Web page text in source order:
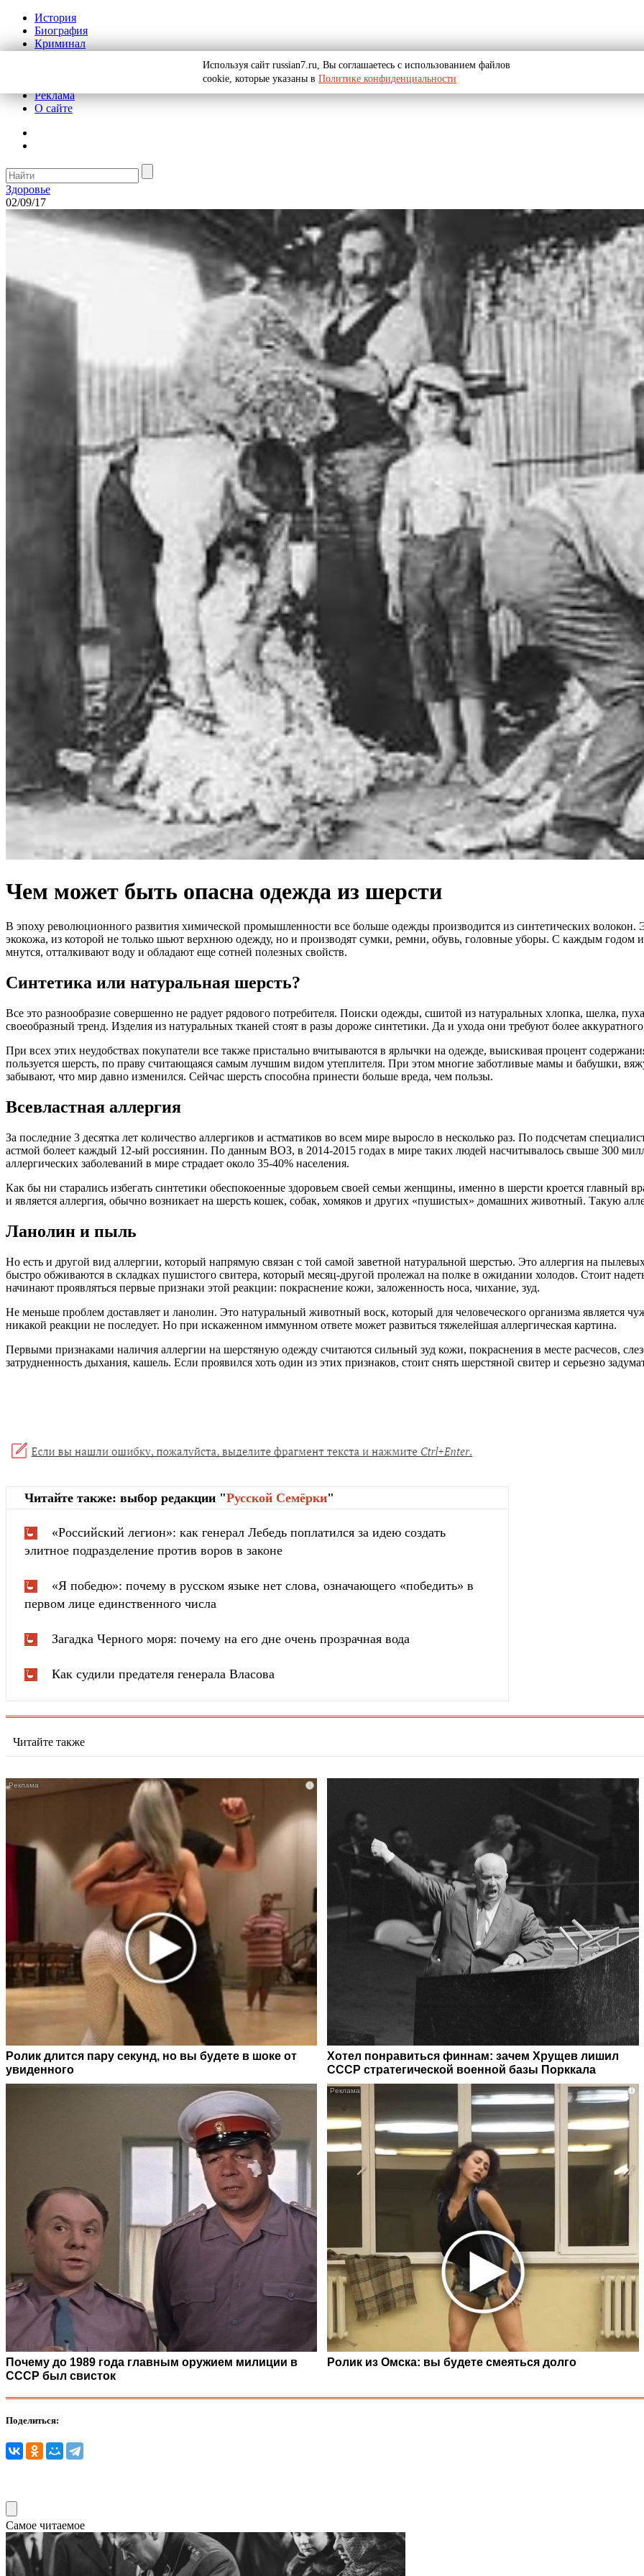
История
Биография
Криминал
Реклама
О сайте
Здоровье
02/09/17
Чем может быть опасна одежда из шерсти
В эпоху революционного развития химической промышленности все больше одежды производится из синтетических волокон.
экокожа, из которой не только шьют верхнюю одежду, но и производят сумки, ремни, обувь, головные уборы. С каждым годом
мнутся, отталкивают воду и обладают еще сотней полезных свойств.
Синтетика или натуральная шерсть?
Все это разнообразие совершенно не радует рядового потребителя. Поиски одежды, сшитой из натуральных хлопка, шелка,
своеобразный тренд. Изделия из натуральных тканей стоят в разы дороже синтетики. Да и ухода они требуют более
При всех этих неудобствах покупатели все также пристально вчитываются в ярлычки на одежде, выискивая процент
пользуется шерсть, по праву считающаяся самым лучшим видом утеплителя. При этом многие заботливые мамы и бабушки,
забывают, что мир давно изменился. Сейчас шерсть способна принести больше вреда, чем пользы.
Всевластная аллергия
За последние 3 десятка лет количество аллергиков и астматиков во всем мире выросло в несколько раз. По подсчетам
астмой болеет каждый 12-ый россиянин. По данным ВОЗ, в 2014-2015 годах в мире таких людей насчитывалось свыше 300
аллергических заболеваний в мире страдает около 35-40% населения.
Как бы ни старались избегать синтетики обеспокоенные здоровьем своей семьи женщины, именно в шерсти кроется главный
и является аллергия, обычно возникает на шерсть кошек, собак, хомяков и других «пушистых» домашних животный. Такую
Ланолин и пыль
Но есть и другой вид аллергии, который напрямую связан с той самой заветной натуральной шерстью. Это аллергия на
быстро обживаются в складках пушистого свитера, который месяц-другой пролежал на полке в ожидании холодов. Стоит
начинают проявляться первые признаки этой реакции: покраснение кожи, заложенность носа, чихание, зуд.
Не меньше проблем доставляет и ланолин. Это натуральный животный воск, который для человеческого организма является
никакой реакции не последует. Но при искаженном иммунном ответе может развиться тяжелейшая аллергическая картина.
Первыми признаками наличия аллергии на шерстяную одежду считаются сильный зуд кожи, покраснения в месте расчесов,
затрудненность дыхания, кашель. Если проявился хоть один из этих признаков, стоит снять шерстяной свитер и серьезно
Читайте также: выбор редакции "Русской Cемёрки"
«Российский легион»: как генерал Лебедь поплатился за идею создать
элитное подразделение против воров в законе
«Я победю»: почему в русском языке нет слова, означающего «победить» в
первом лице единственного числа
Загадка Черного моря: почему на его дне очень прозрачная вода
Как судили предателя генерала Власова
Читайте также
i
Ролик длится пару секунд, но вы будете в шоке от
увиденного
Хотел понравиться финнам: зачем Хрущев лишил
СССР стратегической военной базы Порккала
Почему до 1989 года главным оружием милиции в
СССР был свисток
i
Ролик из Омска: вы будете смеяться долго
Поделиться:
Самое читаемое
Используя сайт russian7.ru, Вы соглашаетесь с использованием файлов
cookie, которые указаны в Политике конфиденциальности